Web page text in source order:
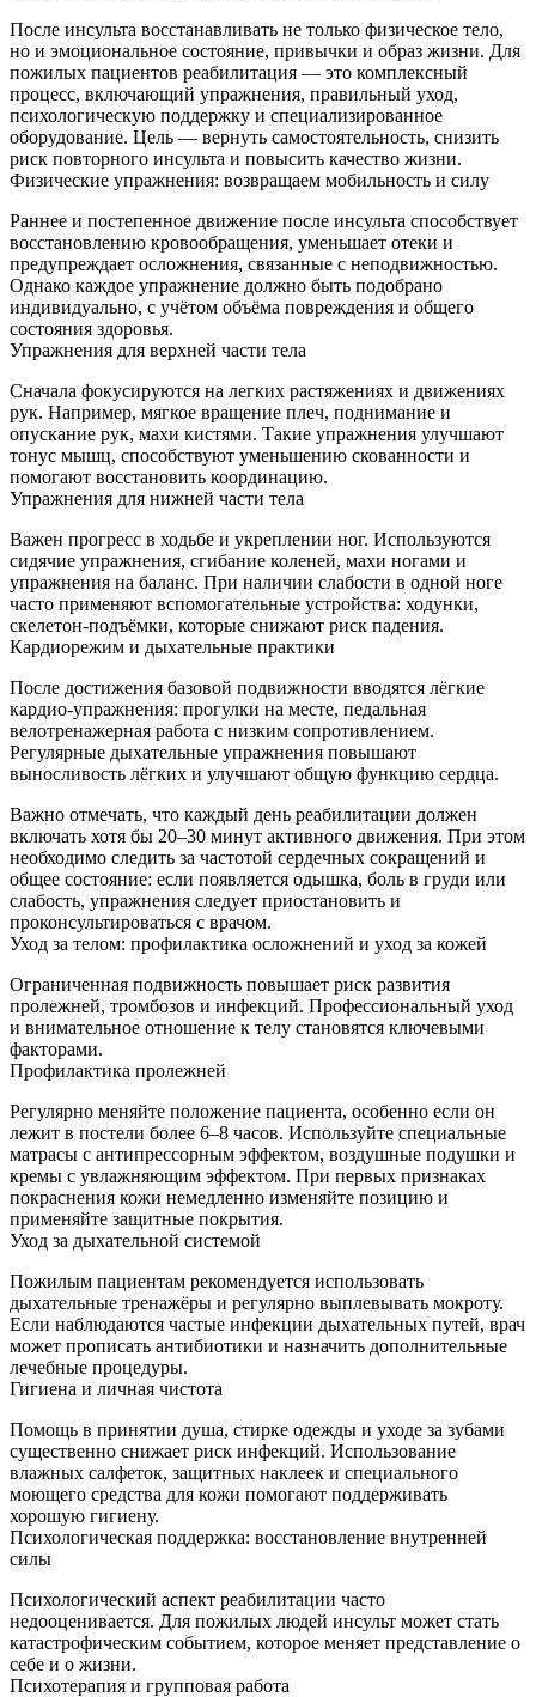
После инсульта восстанавливать не только физическое тело,
но и эмоциональное состояние, привычки и образ жизни. Для
пожилых пациентов реабилитация — это комплексный
процесс, включающий упражнения, правильный уход,
психологическую поддержку и специализированное
оборудование. Цель — вернуть самостоятельность, снизить
риск повторного инсульта и повысить качество жизни.
Физические упражнения: возвращаем мобильность и силу
Раннее и постепенное движение после инсульта способствует
восстановлению кровообращения, уменьшает отеки и
предупреждает осложнения, связанные с неподвижностью.
Однако каждое упражнение должно быть подобрано
индивидуально, с учётом объёма повреждения и общего
состояния здоровья.
Упражнения для верхней части тела
Сначала фокусируются на легких растяжениях и движениях
рук. Например, мягкое вращение плеч, поднимание и
опускание рук, махи кистями. Такие упражнения улучшают
тонус мышц, способствуют уменьшению скованности и
помогают восстановить координацию.
Упражнения для нижней части тела
Важен прогресс в ходьбе и укреплении ног. Используются
сидячие упражнения, сгибание коленей, махи ногами и
упражнения на баланс. При наличии слабости в одной ноге
часто применяют вспомогательные устройства: ходунки,
скелетон-подъёмки, которые снижают риск падения.
Кардиорежим и дыхательные практики
После достижения базовой подвижности вводятся лёгкие
кардио-упражнения: прогулки на месте, педальная
велотренажерная работа с низким сопротивлением.
Регулярные дыхательные упражнения повышают
выносливость лёгких и улучшают общую функцию сердца.
Важно отмечать, что каждый день реабилитации должен
включать хотя бы 20–30 минут активного движения. При этом
необходимо следить за частотой сердечных сокращений и
общее состояние: если появляется одышка, боль в груди или
слабость, упражнения следует приостановить и
проконсультироваться с врачом.
Уход за телом: профилактика осложнений и уход за кожей
Ограниченная подвижность повышает риск развития
пролежней, тромбозов и инфекций. Профессиональный уход
и внимательное отношение к телу становятся ключевыми
факторами.
Профилактика пролежней
Регулярно меняйте положение пациента, особенно если он
лежит в постели более 6–8 часов. Используйте специальные
матрасы с антипрессорным эффектом, воздушные подушки и
кремы с увлажняющим эффектом. При первых признаках
покраснения кожи немедленно изменяйте позицию и
применяйте защитные покрытия.
Уход за дыхательной системой
Пожилым пациентам рекомендуется использовать
дыхательные тренажёры и регулярно выплевывать мокроту.
Если наблюдаются частые инфекции дыхательных путей, врач
может прописать антибиотики и назначить дополнительные
лечебные процедуры.
Гигиена и личная чистота
Помощь в принятии душа, стирке одежды и уходе за зубами
существенно снижает риск инфекций. Использование
влажных салфеток, защитных наклеек и специального
моющего средства для кожи помогают поддерживать
хорошую гигиену.
Психологическая поддержка: восстановление внутренней
силы
Психологический аспект реабилитации часто
недооценивается. Для пожилых людей инсульт может стать
катастрофическим событием, которое меняет представление о
себе и о жизни.
Психотерапия и групповая работа